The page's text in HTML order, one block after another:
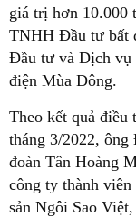
giá trị hơn 10.000
TNHH Đầu tư bất
Đầu tư và Dịch vụ
điện Mùa Đông.
Theo kết quả điều
tháng 3/2022,
đoàn Tân Hoàng
công ty thành
sản Ngôi Sao